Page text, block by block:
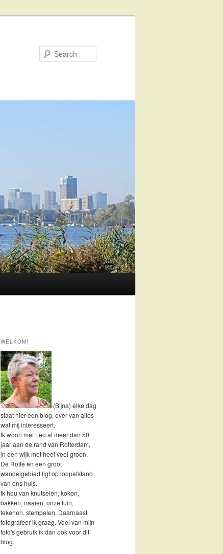
WELKOM!
(Bijna) elke dag
staat hier een blog, over van alles
wat mij interesseert.
Ik woon met Leo al meer dan 50
jaar aan de rand van Rotterdam,
in een wijk met heel veel groen.
De Rotte en een groot
wandelgebied ligt op loopafstand
van ons huis.
Ik hou van knutselen, koken,
bakken, naaien, onze tuin,
tekenen, stempelen. Daarnaast
fotografeer ik graag. Veel van mijn
foto's gebruik ik dan ook voor dit
blog.